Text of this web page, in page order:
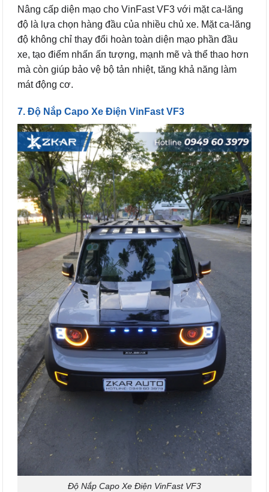
Nâng cấp diện mạo cho VinFast VF3 với mặt ca-lăng
độ là lựa chọn hàng đầu của nhiều chủ xe. Mặt ca-lăng
độ không chỉ thay đổi hoàn toàn diện mạo phần đầu
xe, tạo điểm nhấn ấn tượng, mạnh mẽ và thể thao hơn
mà còn giúp bảo vệ bộ tản nhiệt, tăng khả năng làm
mát động cơ.
7. Độ Nắp Capo Xe Điện VinFast VF3
Độ Nắp Capo Xe Điện VinFast VF3